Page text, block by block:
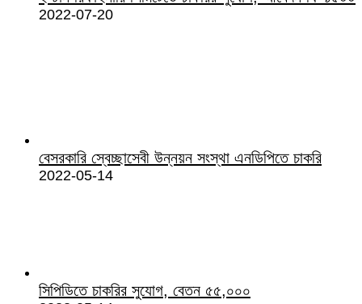
2022-07-20
বেসরকারি স্বেচ্ছাসেবী উন্নয়ন সংস্থা এনডিপিতে চাকরি
2022-05-14
সিপিডিতে চাকরির সুযোগ, বেতন ৫৫,০০০